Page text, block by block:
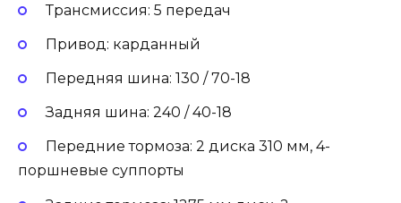
Трансмиссия: 5 передач
Привод: карданный
Передняя шина: 130 / 70-18
Задняя шина: 240 / 40-18
Передние тормоза: 2 диска 310 мм, 4-
поршневые суппорты